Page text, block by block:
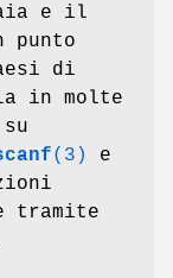
e il
punto
di
in molte
(3)
e
tramite